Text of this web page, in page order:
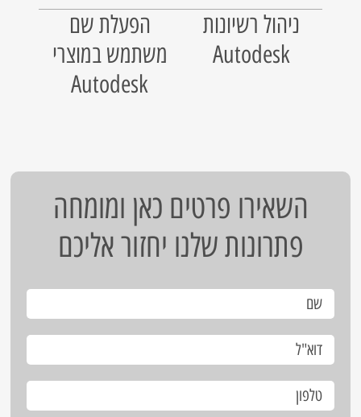
ניהול רשיונות
Autodesk
הפעלת שם
משתמש במוצרי
Autodesk
השאירו פרטים כאן ומומחה
פתרונות שלנו יחזור אליכם